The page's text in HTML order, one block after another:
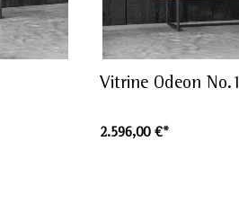
Vitrine Odeon No.1
2.596,00 €*